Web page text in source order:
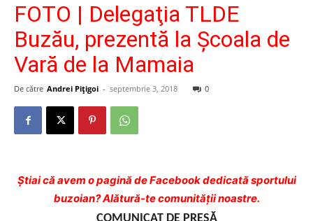
FOTO | Delegaţia TLDE
Buzău, prezentă la Şcoala de
Vară de la Mamaia
De către Andrei Pițigoi - septembrie 3, 2018 0
Ştiai că avem o pagină de Facebook dedicată sportului
buzoian? Alătură-te comunității noastre.